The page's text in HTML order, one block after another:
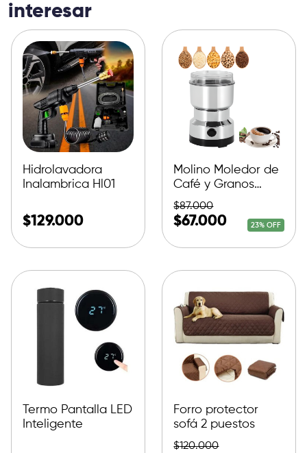
interesar
Hidrolavadora
Inalambrica Hl01
$129.000
Molino Moledor de
Café y Granos
Secos
$87.000
$67.000 23% OFF
Termo Pantalla LED
Inteligente
Forro protector
sofá 2 puestos
$120.000